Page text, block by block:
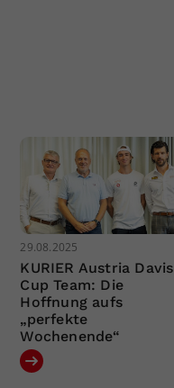
29.08.2025
KURIER Austria Davis
Cup Team: Die
Hoffnung aufs
„perfekte
Wochenende“